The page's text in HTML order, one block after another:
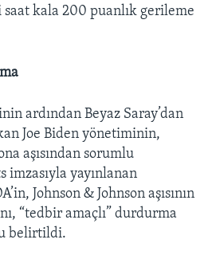
saat kala 200 puanlık gerileme
ardından Beyaz Saray’dan
Joe Biden yönetiminin,
aşısından sorumlu
yayınlanan
Johnson & Johnson aşısının
“tedbir amaçlı” durdurma
belirtildi.